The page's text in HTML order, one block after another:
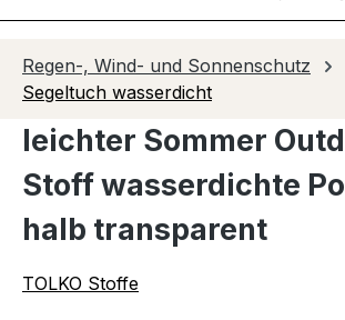
Regen-, Wind- und Sonnenschutz
Segeltuch wasserdicht
leichter Sommer
Stoff wasserdichte
halb transparent
TOLKO Stoffe